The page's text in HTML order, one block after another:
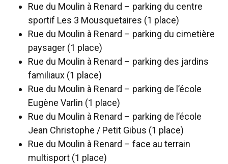
Rue du Moulin à Renard – parking du centre
sportif Les 3 Mousquetaires (1 place)
Rue du Moulin à Renard – parking du cimetière
paysager (1 place)
Rue du Moulin à Renard – parking des jardins
familiaux (1 place)
Rue du Moulin à Renard – parking de l’école
Eugène Varlin (1 place)
Rue du Moulin à Renard – parking de l’école
Jean Christophe / Petit Gibus (1 place)
Rue du Moulin à Renard – face au terrain
multisport (1 place)